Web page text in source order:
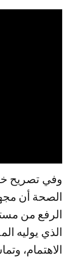
وفي تصريح
الصحة أن
الرفع من
الذي يوليه
الاهتمام،